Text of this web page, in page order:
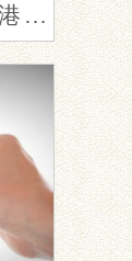
港獨喧天，五獨合流──解構香港「本土派」